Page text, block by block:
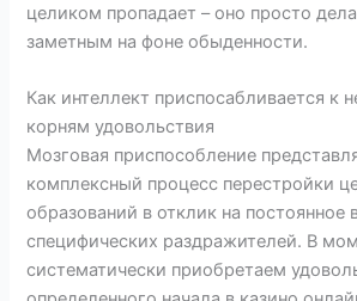
целиком пропадает – оно просто
заметным на фоне обыденности.
Как интеллект приспосабливается к
корням удовольствия
Мозговая приспособление
комплексный процесс перестройки
образований в отклик на постоянное
специфических раздражителей. В
систематически приобретаем